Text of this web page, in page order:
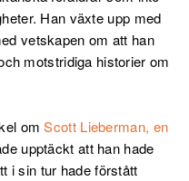
Han växte upp med
vetskapen om att han
motstridiga historier om
omScott Lieberman, en
upptäckt att han hade
i sin tur hade förstått